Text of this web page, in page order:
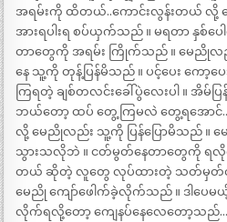
အရမ်းကို ထိတယ်..ကောင်းလွန်းတယ် လို့
အားရပါးရ စပ်ယှက်သည် ။ မရတာ နှစ်ပေါ
တာတွေကို အရမ်း ကြိုက်သည် ။ မေညိုလည်
နေ သူ့ကို တုန့်ပြန်မိသည် ။ ပင့်ပေး ကော့ပ
ကြရတဲ့ ချစ်တလင်းခေါ်ပွဲလေးပါ ။ အိမ်
ဘယ်တော့ ထပ် တွေ့ကြမလဲ တွေ့ရအောင်…
လို့ မေညိုလည်း သူ့ကို ပြန်ပြောမိသည် ။ မ
သွားသလိုဘဲ ။ ငတ်မွတ်နေတာတွေကို ရလိုက်
တယ် ဆိုတဲ့ လူတွေ လုပ်ထားတဲ့ သတ်မှတ်ထ
မေညို ကျော်ဖေါက်ခဲ့လိုက်သည် ။ ဒါပေ
လိုက်ရလို့တော့ ကျေနပ်နေလေတော့သည်….ပ